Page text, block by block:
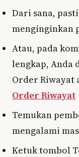
Dari sana,
menginginkan
Atau, pada
lengkap, Anda
Order
Order Riwayat
Temukan
mengalami
Ketuk tombol